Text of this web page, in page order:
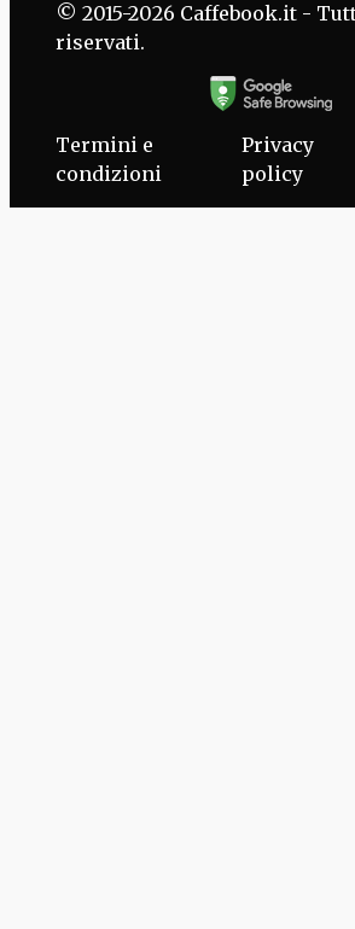
© 2015-2026 Caffebook.it -
riservati.
Termini e
condizioni
Privacy
policy